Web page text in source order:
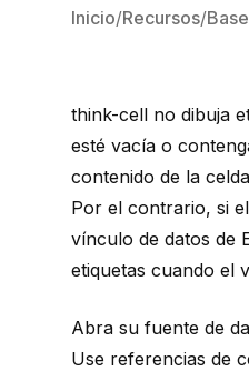
Inicio Recursos
think-cell no dibuja
esté vacía o
contenido de la
Por el contrario, si
vínculo de datos de
etiquetas cuando el
Abra su fuente de
Use referencias de